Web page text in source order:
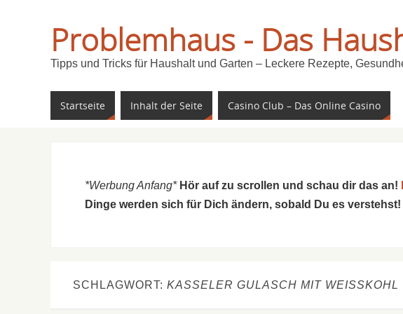
Problemhaus - Das
Tipps und Tricks für Haushalt und Garten – Leckere Rezepte,
Startseite Inhalt der Seite Casino Club – Das Online Casino
*Werbung Anfang* Hör auf zu scrollen und schau dir das an!
Dinge werden sich für Dich ändern, sobald Du es verstehst!
SCHLAGWORT: KASSELER GULASCH MIT WEISSKOHL